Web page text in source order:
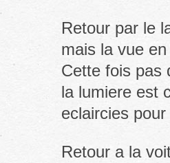
Retour par le
mais la vue
Cette fois pas
la lumiere est
eclaircies
Retour a la